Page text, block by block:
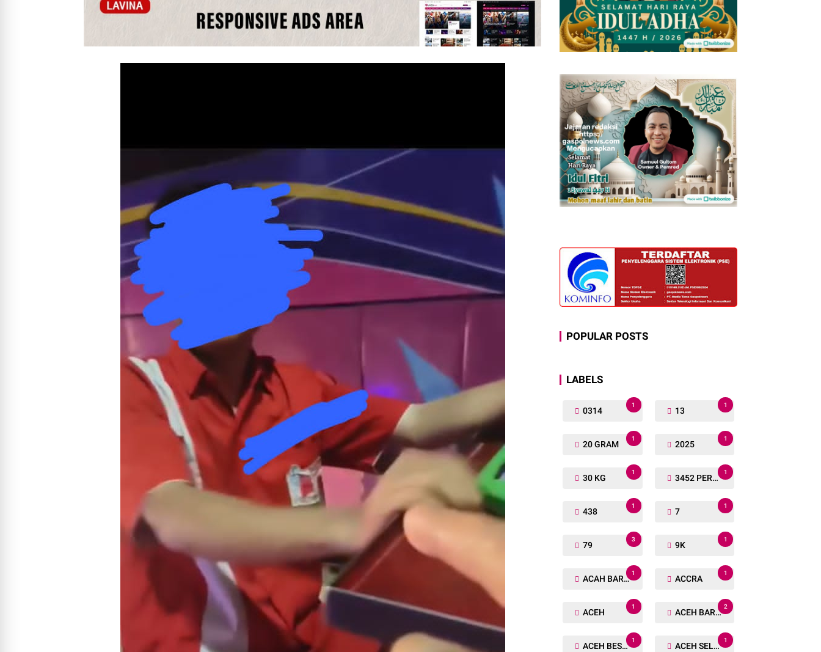
POPULAR POSTS
LABELS
0314
1
13
1
20 GRAM
1
2025
1
30 KG
1
3452 PERSONIL
1
438
1
7
1
79
3
9K
1
ACAH BARAT
1
ACCRA
1
ACEH
1
ACEH BARAT
2
ACEH BESAR
1
ACEH SELATAN
1